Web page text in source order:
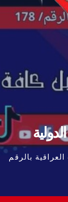
بالرقم